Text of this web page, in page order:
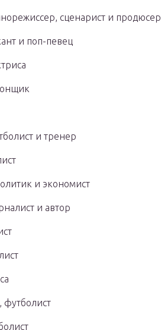
сценарист и продюсер
и поп-певец
и тренер
и экономист
и автор